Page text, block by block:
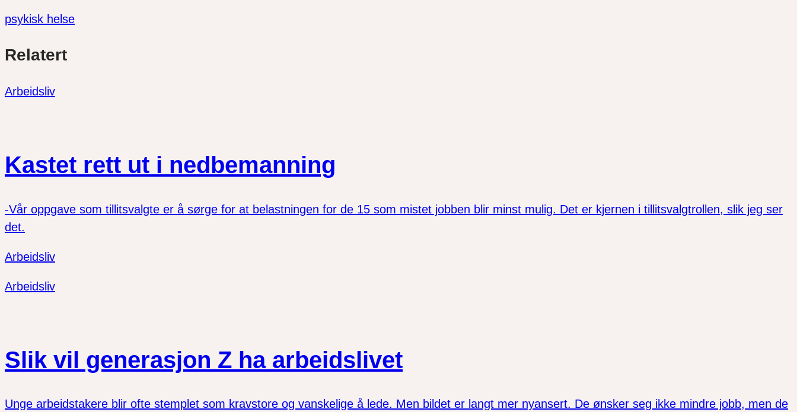
psykisk helse
link
på
på
Relatert
Arbeidsliv
Kastet rett ut i nedbemanning
-Vår oppgave som tillitsvalgte er å sørge for at belastningen for de 15 som mistet jobben blir minst mulig. Det er kjernen i tillitsvalgtrollen, slik jeg ser
det.
Arbeidsliv
Arbeidsliv
Slik vil generasjon Z ha arbeidslivet
Unge arbeidstakere blir ofte stemplet som kravstore og vanskelige å lede. Men bildet er langt mer nyansert. De ønsker seg ikke mindre jobb, men de